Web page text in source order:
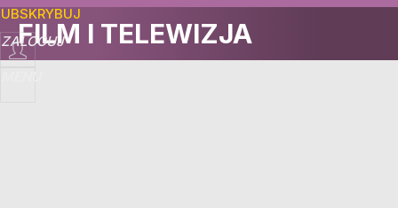
ZALOGUJ
FILM I TELEWIZJA